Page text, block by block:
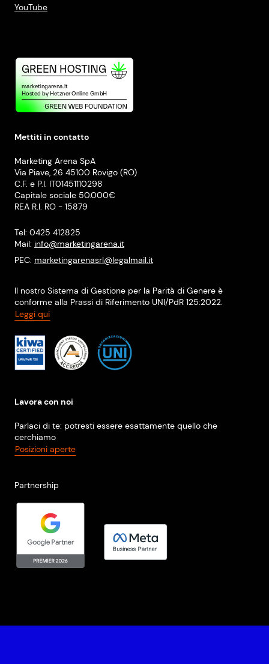
YouTube
Mettiti in contatto
Marketing Arena SpA
Via Piave, 26 45100 Rovigo (RO)
C.F. e P.I. IT01451110298
Capitale sociale 50.000€
REA R.I. RO - 15879
Tel: 0425 412825
Mail: info@marketingarena.it
PEC: marketingarenasrl@legalmail.it
Il nostro Sistema di Gestione per la Parità di Genere è
conforme alla Prassi di Riferimento UNI/PdR 125:2022.
Leggi qui
Lavora con noi
Parlaci di te: potresti essere esattamente quello che
cerchiamo
Posizioni aperte
Partnership